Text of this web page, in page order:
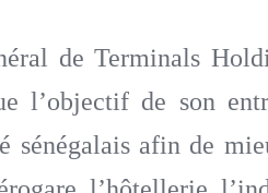
de Terminals
l’objectif de son
sénégalais afin de